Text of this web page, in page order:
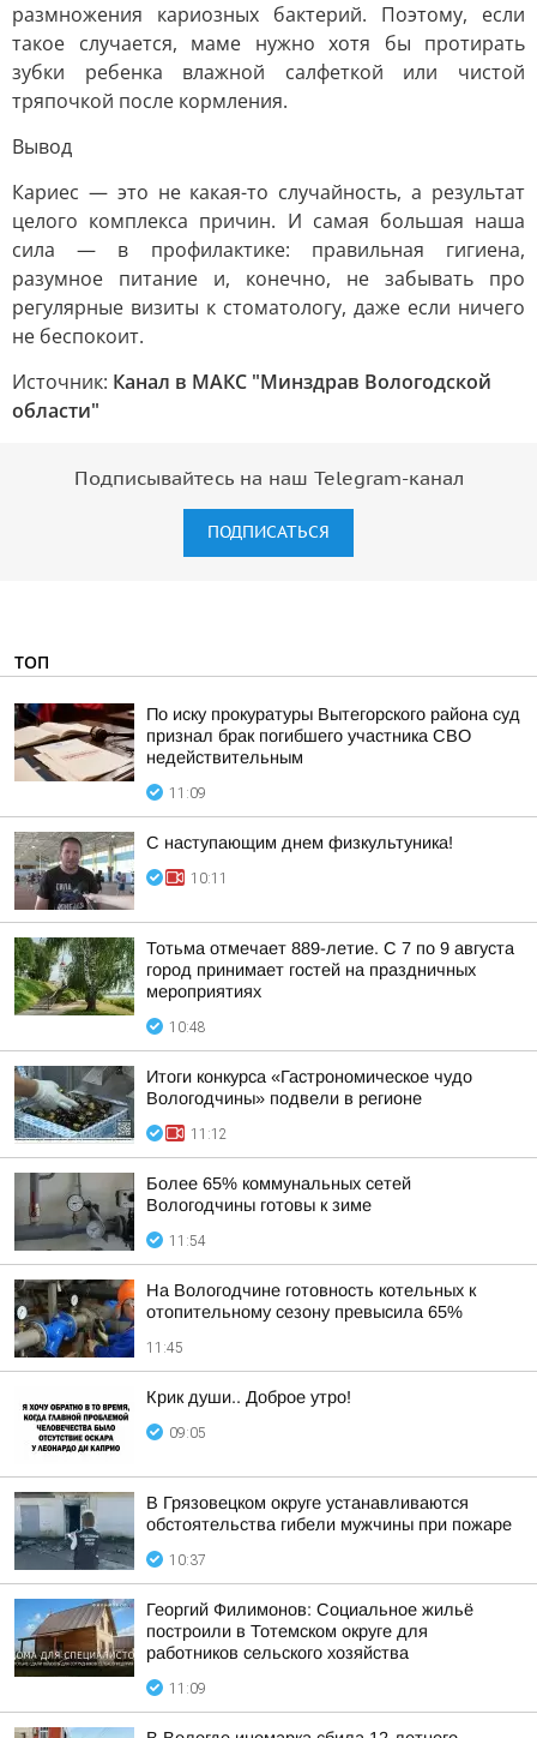
размножения кариозных бактерий. Поэтому, если
такое случается, маме нужно хотя бы протирать
зубки ребенка влажной салфеткой или чистой
тряпочкой после кормления.
Вывод
Кариес — это не какая-то случайность, а результат
целого комплекса причин. И самая большая наша
сила — в профилактике: правильная гигиена,
разумное питание и, конечно, не забывать про
регулярные визиты к стоматологу, даже если ничего
не беспокоит.
Источник: Канал в МАКС "Минздрав Вологодской
области"
Подписывайтесь на наш Telegram-канал
ПОДПИСАТЬСЯ
ТОП
По иску прокуратуры Вытегорского района суд
признал брак погибшего участника СВО
недействительным
11:09
С наступающим днем физкультуника!
10:11
Тотьма отмечает 889-летие. С 7 по 9 августа
город принимает гостей на праздничных
мероприятиях
10:48
Итоги конкурса «Гастрономическое чудо
Вологодчины» подвели в регионе
11:12
Более 65% коммунальных сетей
Вологодчины готовы к зиме
11:54
На Вологодчине готовность котельных к
отопительному сезону превысила 65%
11:45
Крик души.. Доброе утро!
09:05
В Грязовецком округе устанавливаются
обстоятельства гибели мужчины при пожаре
10:37
Георгий Филимонов: Социальное жильё
построили в Тотемском округе для
работников сельского хозяйства
11:09